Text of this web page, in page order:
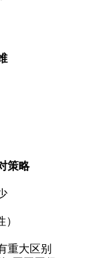
策略
重大区别